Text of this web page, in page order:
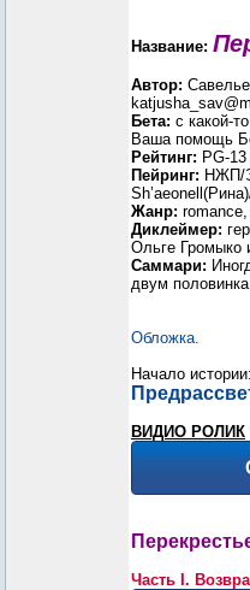
Название:
Автор:
Бета: с какой-
Ваша помощь
Рейтинг: PG-13
Пейринг: НЖП/
Жанр:
Диклеймер:
Ольге Громыко
Саммари:
двум
Обложка.
Начало истории:
ВИДИО РОЛИК
Часть I.